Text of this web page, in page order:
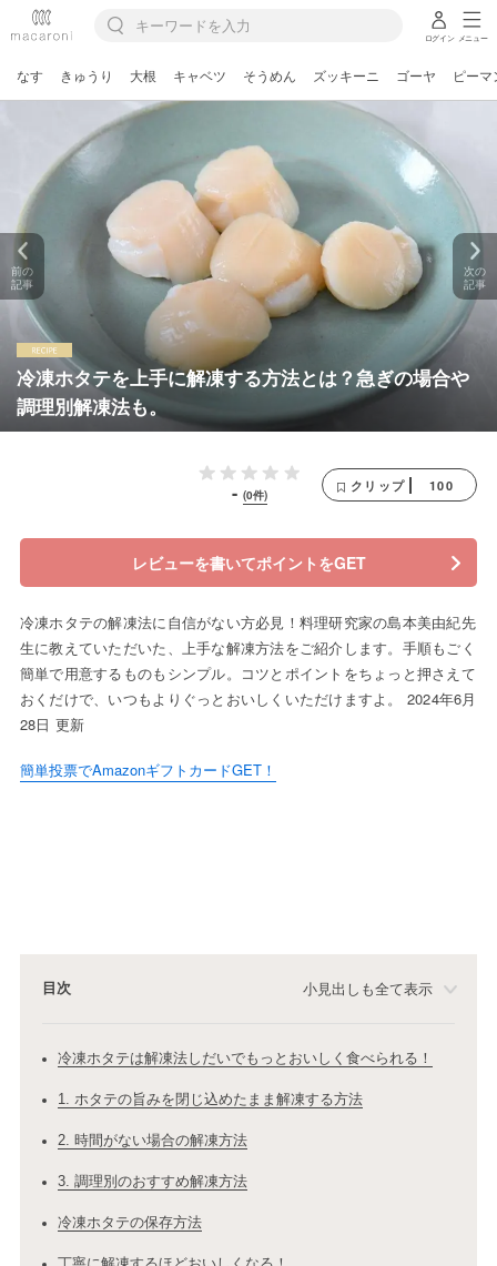
ログイン メニュー
なす きゅうり 大根 キャベツ そうめん ズッキーニ ゴーヤ ピーマ
冷凍ホタテを上手に解凍する方法とは？急ぎの場合や
調理別解凍法も。
前の
記事
次の
記事
- (0件)
クリップ 100
レビューを書いてポイントをGET
冷凍ホタテの解凍法に自信がない方必見！料理研究家の島本美由紀先
生に教えていただいた、上手な解凍方法をご紹介します。手順もごく
簡単で用意するものもシンプル。コツとポイントをちょっと押さえて
おくだけで、いつもよりぐっとおいしくいただけますよ。 2024年6月
28日 更新
簡単投票でAmazonギフトカードGET！
目次 小見出しも全て表示
冷凍ホタテは解凍法しだいでもっとおいしく食べられる！
1. ホタテの旨みを閉じ込めたまま解凍する方法
2. 時間がない場合の解凍方法
3. 調理別のおすすめ解凍方法
冷凍ホタテの保存方法